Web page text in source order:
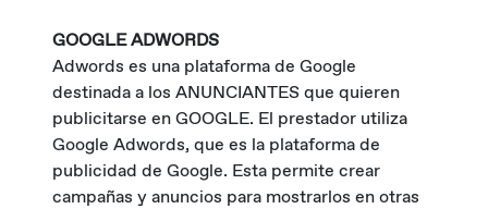
GOOGLE ADWORDS
Adwords es una plataforma de Google
destinada a los ANUNCIANTES que quieren
publicitarse en GOOGLE. El prestador utiliza
Google Adwords, que es la plataforma de
publicidad de Google. Esta permite crear
campañas y anuncios para mostrarlos en otras